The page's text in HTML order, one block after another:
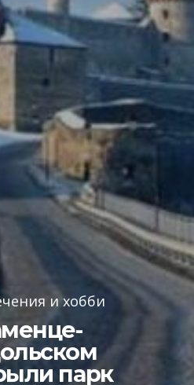
и хобби
парк